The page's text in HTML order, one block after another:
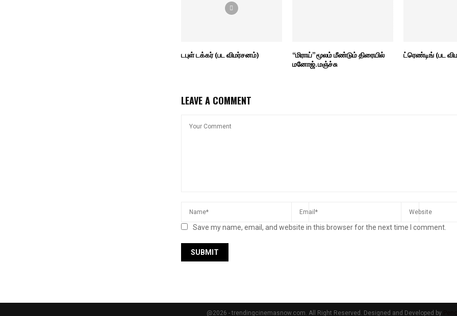
டபுள் டக்கர் (பட விமர்சனம்) “மிராய்” மூலம் மீண்டும் திரையில்
மனோஜ். மஞ்ச்சு
ட்ரெண்டிங் (பட
LEAVE A COMMENT
Save my name, email, and website in this browser for the next time I comment.
@2026 - trendingcinemasnow.com. All Right Reserved. Designed and Developed by